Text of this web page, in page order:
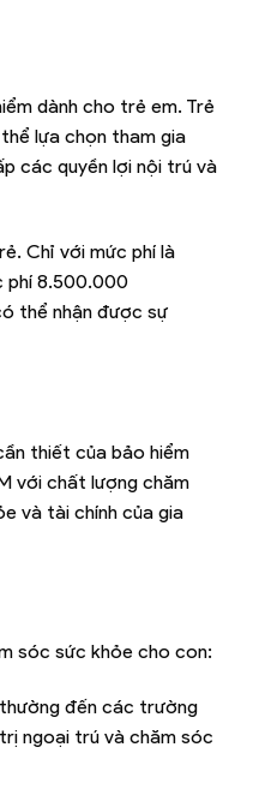
dành cho trẻ em. Trẻ
lựa chọn tham gia
các quyền lợi nội trú và
Chỉ với mức phí là
phí 8.500.000
thể nhận được sự
thiết của bảo hiểm
với chất lượng chăm
và tài chính của gia
sóc sức khỏe cho con:
đến các trường
ngoại trú và chăm sóc